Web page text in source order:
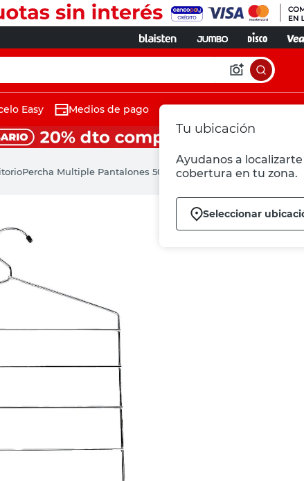
Tu ubicación
Ayudanos a
cobertura en tu zona.
Seleccionar
Easy Medios de pago
Percha Multiple Pantalones 50x40x1 Cm Acero Cromado